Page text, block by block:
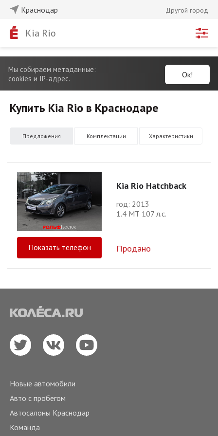
Краснодар Другой город
Kia Rio
Мы собираем метаданные:
cookies и IP-адрес.
Ок!
Купить Kia Rio в Краснодаре
Предложения Комплектации Характеристики
Kia Rio Hatchback
год: 2013
1.4 МТ 107 л.с.
Показать телефон Продано
Новые автомобили
Авто с пробегом
Автосалоны Краснодар
Команда